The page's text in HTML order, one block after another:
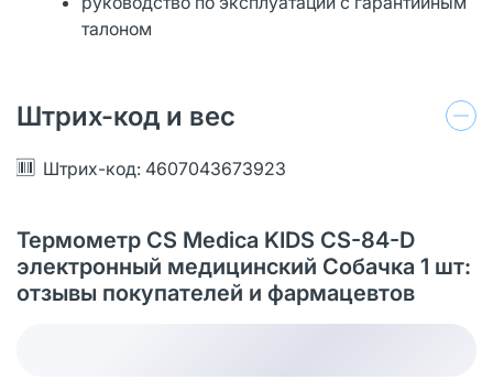
талоном
Штрих-код и вес
Штрих-код: 4607043673923
Термометр CS Medica KIDS CS-84-D
электронный медицинский Собачка 1 шт:
отзывы покупателей и фармацевтов